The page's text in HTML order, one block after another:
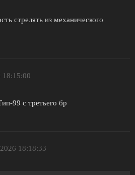
стрелять из механического
99 с третьего бр
18:18:33